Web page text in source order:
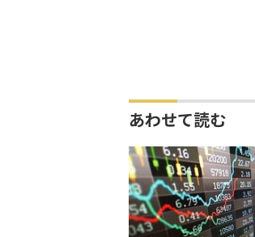
あわせて読む